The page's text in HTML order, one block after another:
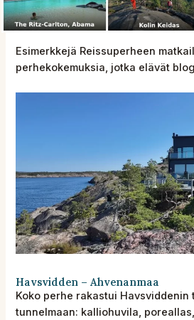
Esimerkkejä Reissuperheen
perhekokemuksia, jotka elävät
Havsvidden – Ahvenanmaa
Koko perhe rakastui Havsviddenin
tunnelmaan: kalliohuvila,